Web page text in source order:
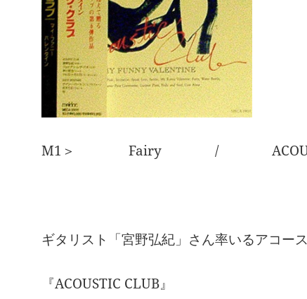
M1＞ Fairy /
ギタリスト「宮野弘紀」さん率いるアコー
『ACOUSTIC CLUB』